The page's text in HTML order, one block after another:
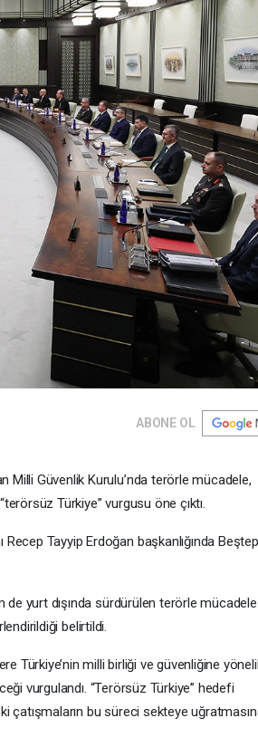
ABONE OL
Milli Güvenlik Kurulu’nda terörle mücadele,
Türkiye” vurgusu öne çıktı.
Tayyip Erdoğan başkanlığında
de yurt dışında sürdürülen terörle mücadele
belirtildi.
Türkiye’nin milli birliği ve güvenliğine
vurgulandı. “Terörsüz Türkiye” hedefi
çatışmaların bu süreci sekteye